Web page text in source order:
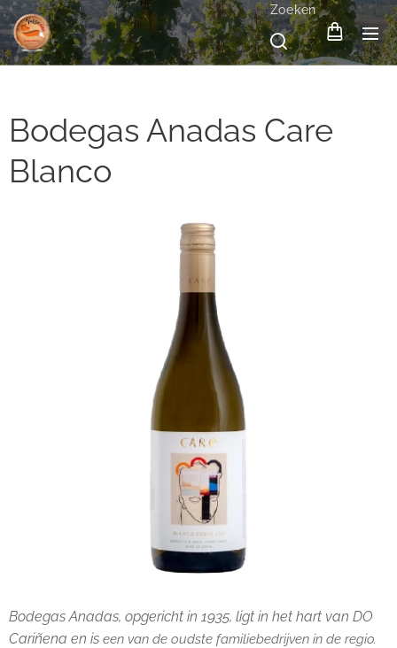
Zoeken
Bodegas Anadas Care
Blanco
Bodegas Anadas, opgericht in 1935, ligt in het hart van DO
Cariñena en is een van de oudste familiebedrijven in de regio.